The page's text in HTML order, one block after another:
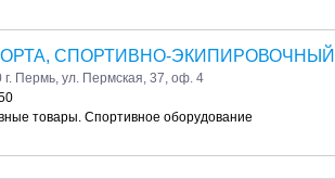
СПОРТИВНО-
г. Пермь, ул. Пермская, 37, оф. 4
товары. Спортивное оборудование